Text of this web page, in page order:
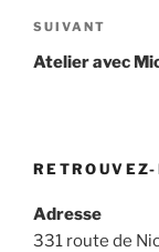
Article
suivant
SUIVANT
Atelier avec
RETROUVEZ-
Adresse
331 route de